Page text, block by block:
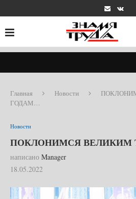
Главная Новости
ГОДАМ…
Новости
ПОКЛОНИМСЯ ВЕЛИКИМ
написано Manager
18.05.2022